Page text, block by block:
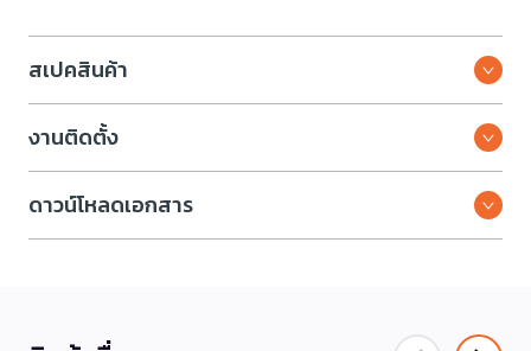
สเปคสินค้า
งานติดตั้ง
ดาวน์โหลดเอกสาร